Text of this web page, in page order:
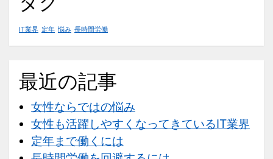
IT業界 定年 悩み 長時間労働
最近の記事
女性ならではの悩み
女性も活躍しやすくなってきているIT業界
定年まで働くには